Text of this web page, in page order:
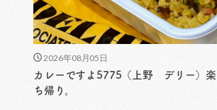
2026年08月05日
カレーですよ5775（上野 デリー）
ち帰り。